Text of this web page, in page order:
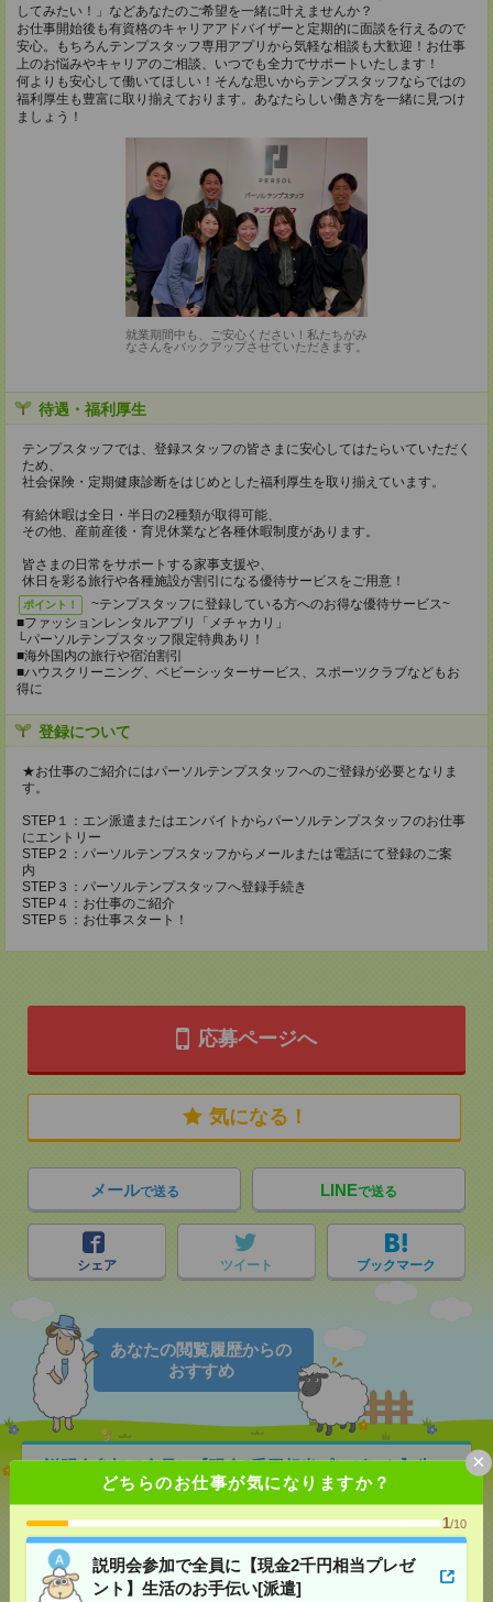
どちらのお仕事が気になりますか？
1/10
説明会参加で全員に【現金2千円相当プレゼ
ント】生活のお手伝い[派遣]
×
してみたい！」などあなたのご希望を一緒に叶えませんか？
お仕事開始後も有資格のキャリアアドバイザーと定期的に面談を行えるので
安心。もちろんテンプスタッフ専用アプリから気軽な相談も大歓迎！お仕事
上のお悩みやキャリアのご相談、いつでも全力でサポートいたします！
何よりも安心して働いてほしい！そんな思いからテンプスタッフならではの
福利厚生も豊富に取り揃えております。あなたらしい働き方を一緒に見つけ
ましょう！
就業期間中も、ご安心ください！私たちがみ
なさんをバックアップさせていただきます。
待遇・福利厚生
テンプスタッフでは、登録スタッフの皆さまに安心してはたらいていただく
ため、
社会保険・定期健康診断をはじめとした福利厚生を取り揃えています。
有給休暇は全日・半日の2種類が取得可能、
その他、産前産後・育児休業など各種休暇制度があります。
皆さまの日常をサポートする家事支援や、
休日を彩る旅行や各種施設が割引になる優待サービスをご用意！
ポイント！
~テンプスタッフに登録している方へのお得な優待サービス~
■ファッションレンタルアプリ「メチャカリ」
└パーソルテンプスタッフ限定特典あり！
■海外国内の旅行や宿泊割引
■ハウスクリーニング、ベビーシッターサービス、スポーツクラブなどもお
得に
登録について
★お仕事のご紹介にはパーソルテンプスタッフへのご登録が必要となりま
す。
STEP１：エン派遣またはエンバイトからパーソルテンプスタッフのお仕事
にエントリー
STEP２：パーソルテンプスタッフからメールまたは電話にて登録のご案
内
STEP３：パーソルテンプスタッフへ登録手続き
STEP４：お仕事のご紹介
STEP５：お仕事スタート！
応募ページへ
気になる！
メールで送る LINEで送る
シェア ツイート ブックマーク
あなたの閲覧履歴からの
おすすめ
説明会参加で全員に【現金2千円相当プレゼント】生
活のお手伝い[派遣]
[給 与]無資格未経験：時給1330円～ ■週払い
OK ■扶養内OK ■日収1万640円以上
[交通費]
交通費全額支給
[勤務地] 八千代台駅/勝田台駅/八千代緑が丘駅
気になる！